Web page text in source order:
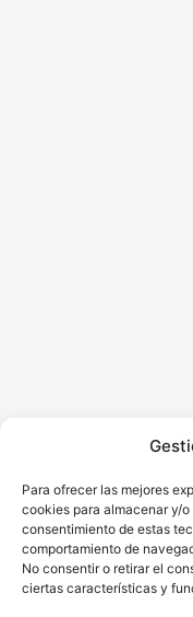
Para ofrecer las mejores
cookies para almacenar y/
consentimiento de estas
comportamiento de
No consentir o retirar el
ciertas características y
Aviso Legal